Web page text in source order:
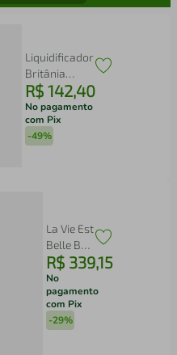
Liquidificador
Britânia
BLQ1300P
Fortis Turbo
1400W 3L
R$ 142,40
No pagamento
com Pix
-49%
La Vie Est
Belle By
Lancome
Parfum
Feminino
R$ 339,15
No
pagamento
com Pix
-29%